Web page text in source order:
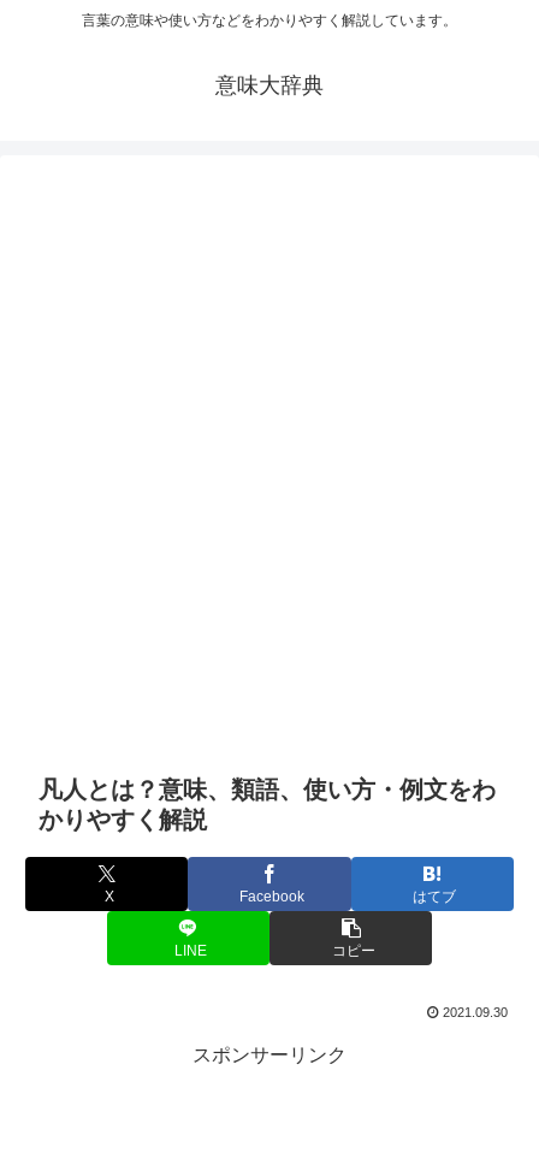
言葉の意味や使い方などをわかりやすく解説しています。
意味大辞典
凡人とは？意味、類語、使い方・例文をわ
かりやすく解説
X Facebook はてブ
LINE コピー
2021.09.30
スポンサーリンク